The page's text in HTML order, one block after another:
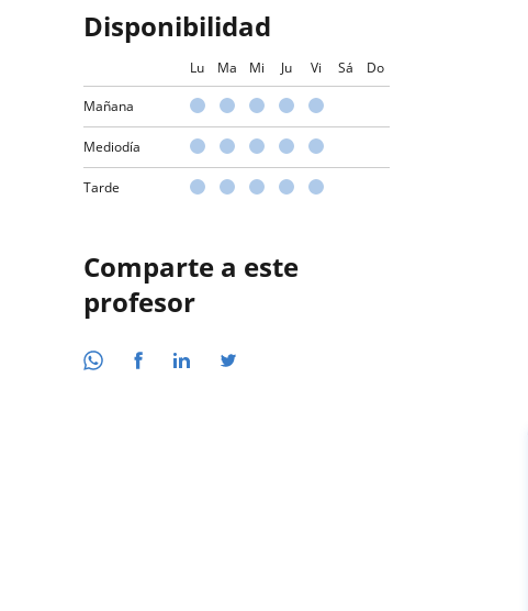
Disponibilidad
Lu Ma Mi Ju Vi Sá Do
Mañana
Mediodía
Tarde
Comparte a este
profesor